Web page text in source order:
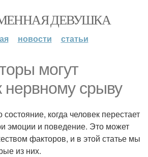
ДЕВУШКА
новости статьи
могут
нервному срыву
когда человек перестает
эмоции и поведение. Это может
факторов, и в этой статье мы
из них.